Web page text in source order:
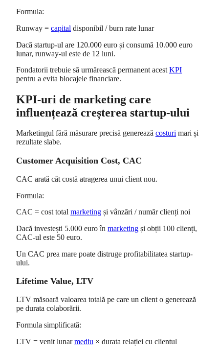
Formula:
Runway = capital disponibil / burn rate lunar
Dacă startup-ul are 120.000 euro și consumă 10.000 euro
lunar, runway-ul este de 12 luni.
Fondatorii trebuie să urmărească permanent acest KPI
pentru a evita blocajele financiare.
KPI-uri de marketing care
influențează creșterea startup-ului
Marketingul fără măsurare precisă generează costuri mari și
rezultate slabe.
Customer Acquisition Cost, CAC
CAC arată cât costă atragerea unui client nou.
Formula:
CAC = cost total marketing și vânzări / număr clienți noi
Dacă investești 5.000 euro în marketing și obții 100 clienți,
CAC-ul este 50 euro.
Un CAC prea mare poate distruge profitabilitatea startup-
ului.
Lifetime Value, LTV
LTV măsoară valoarea totală pe care un client o generează
pe durata colaborării.
Formula simplificată:
LTV = venit lunarmediu × durata relației cu clientul